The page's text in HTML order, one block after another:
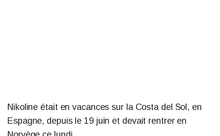
Nikoline était en vacances sur la Costa del Sol, en
Espagne, depuis le 19 juin et devait rentrer en